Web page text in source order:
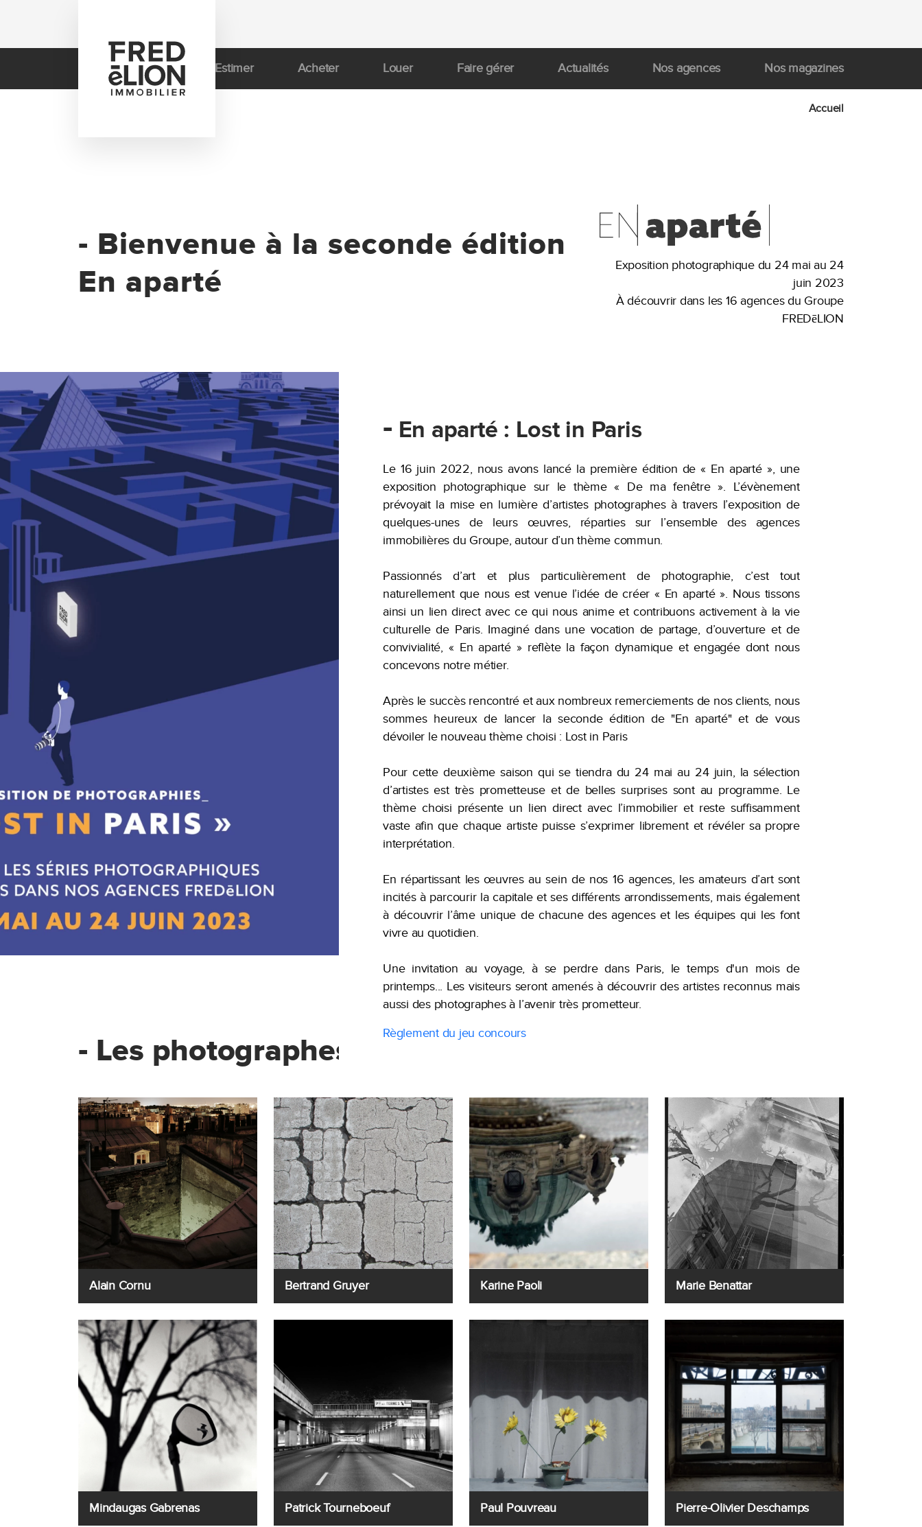
Estimer Acheter Louer Faire gérer Actualités Nos agences Nos magazines
Accueil
- Bienvenue à la seconde édition
En aparté
Exposition photographique du 24 mai au 24
juin 2023
À découvrir dans les 16 agences du Groupe
FREDēLION
- En aparté : Lost in Paris
Le 16 juin 2022, nous avons lancé la première édition de « En aparté », une
exposition photographique sur le thème « De ma fenêtre ». L’évènement
prévoyait la mise en lumière d’artistes photographes à travers l’exposition de
quelques-unes de leurs œuvres, réparties sur l’ensemble des agences
immobilières du Groupe, autour d’un thème commun.
Passionnés d’art et plus particulièrement de photographie, c’est tout
naturellement que nous est venue l’idée de créer « En aparté ». Nous tissons
ainsi un lien direct avec ce qui nous anime et contribuons activement à la vie
culturelle de Paris. Imaginé dans une vocation de partage, d’ouverture et de
convivialité, « En aparté » reflète la façon dynamique et engagée dont nous
concevons notre métier.
Après le succès rencontré et aux nombreux remerciements de nos clients, nous
sommes heureux de lancer la seconde édition de "En aparté" et de vous
dévoiler le nouveau thème choisi : Lost in Paris
Pour cette deuxième saison qui se tiendra du 24 mai au 24 juin, la sélection
d’artistes est très prometteuse et de belles surprises sont au programme. Le
thème choisi présente un lien direct avec l’immobilier et reste suffisamment
vaste afin que chaque artiste puisse s’exprimer librement et révéler sa propre
interprétation.
En répartissant les œuvres au sein de nos 16 agences, les amateurs d’art sont
incités à parcourir la capitale et ses différents arrondissements, mais également
à découvrir l’âme unique de chacune des agences et les équipes qui les font
vivre au quotidien.
Une invitation au voyage, à se perdre dans Paris, le temps d'un mois de
printemps... Les visiteurs seront amenés à découvrir des artistes reconnus mais
aussi des photographes à l’avenir très prometteur.
Règlement du jeu concours
- Les photographes présentés dans nos agences
Alain Cornu Bertrand Gruyer Karine Paoli Marie Benattar
Mindaugas Gabrenas Patrick Tourneboeuf Paul Pouvreau Pierre-Olivier Deschamps